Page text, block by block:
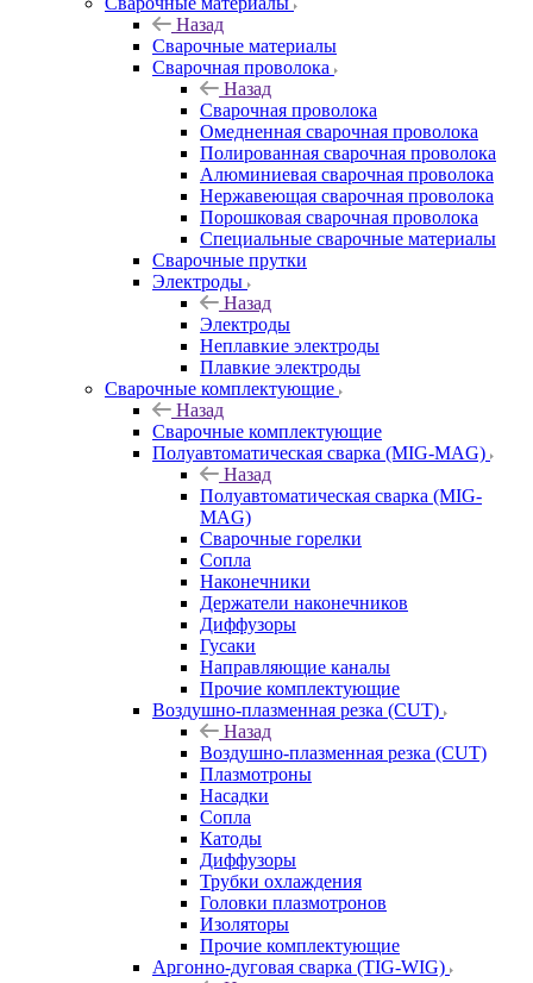
Назад
Сварочные материалы
Сварочная проволока
Назад
Сварочная проволока
Омедненная сварочная проволока
Полированная сварочная проволока
Алюминиевая сварочная проволока
Нержавеющая сварочная проволока
Порошковая сварочная проволока
Специальные сварочные материалы
Сварочные прутки
Электроды
Назад
Электроды
Неплавкие электроды
Плавкие электроды
Сварочные комплектующие
Назад
Сварочные комплектующие
Полуавтоматическая сварка (MIG-MAG)
Назад
Полуавтоматическая сварка (MIG-
MAG)
Сварочные горелки
Сопла
Наконечники
Держатели наконечников
Диффузоры
Гусаки
Направляющие каналы
Прочие комплектующие
Воздушно-плазменная резка (CUT)
Назад
Воздушно-плазменная резка (CUT)
Плазмотроны
Насадки
Сопла
Катоды
Диффузоры
Трубки охлаждения
Головки плазмотронов
Изоляторы
Прочие комплектующие
Аргонно-дуговая сварка (TIG-WIG)